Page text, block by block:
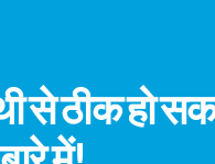
से ठीक हो